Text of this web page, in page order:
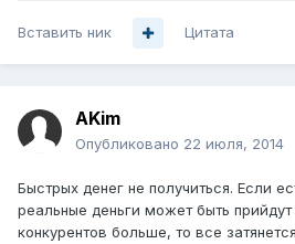
Вставить ник Цитата
AKim
Опубликовано 22 июля, 2014
Быстрых денег не получиться. Если
реальные деньги может быть
конкурентов больше, то все